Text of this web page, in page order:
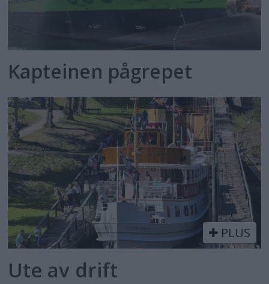
Kapteinen pågrepet
PLUS
Ute av drift